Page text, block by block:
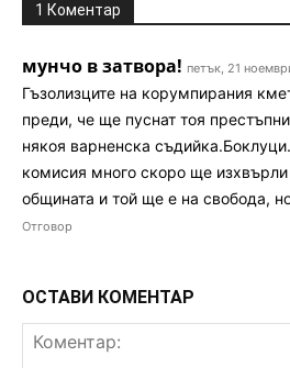
1 Коментар
мунчо в затвора! петък, 21
Гъзолизците на корумпирания
преди, че ще пуснат тоя
някоя варненска
комисия много скоро ще
общината и той ще е на свобода,
Отговор
ОСТАВИ КОМЕНТАР